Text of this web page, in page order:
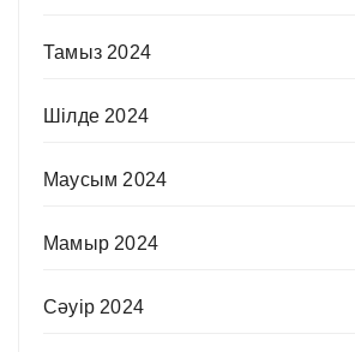
Тамыз 2024
Шілде 2024
Маусым 2024
Мамыр 2024
Сәуір 2024